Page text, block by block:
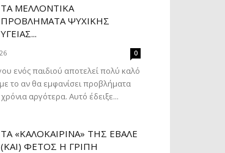
ΤΑ ΜΕΛΛΟΝΤΙΚΆ
ΠΡΟΒΛΉΜΑΤΑ ΨΥΧΙΚΉΣ
ΥΓΕΊΑΣ...
0
ενός παιδιού αποτελεί πολύ καλό
με το αν θα εμφανίσει προβλήματα
αργότερα. Αυτό έδειξε...
ΤΑ «ΚΑΛΟΚΑΙΡΙΝΆ» ΤΗΣ ΈΒΑΛΕ
(ΚΑΙ) ΦΈΤΟΣ Η ΓΡΊΠΗ